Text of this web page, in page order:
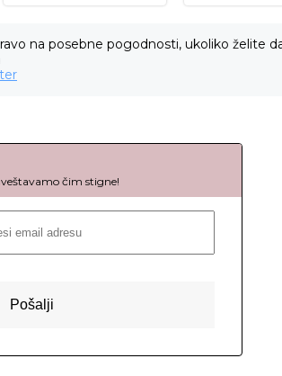
na posebne pogodnosti, ukoliko želite